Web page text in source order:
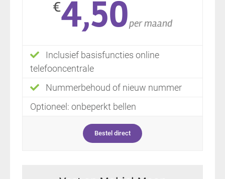
€4,50per maand
Inclusief basisfuncties online
telefooncentrale
Nummerbehoud of nieuw nummer
Optioneel: onbeperkt bellen
Bestel direct